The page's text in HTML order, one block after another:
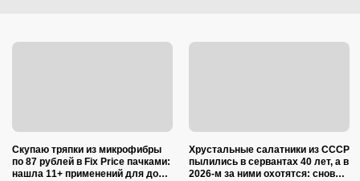
Скупаю тряпки из микрофибры
по 87 рублей в Fix Price пачками:
нашла 11+ применений для дома
Хрустальные салатники из СССР
пылились в сервантах 40 лет, а в
2026-м за ними охотятся: снова в